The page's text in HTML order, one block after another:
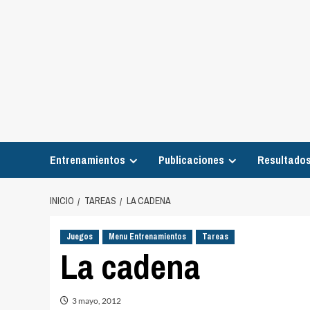
Entrenamientos Publicaciones
INICIO TAREAS LA CADENA
Juegos Menu Entrenamientos Tareas
La cadena
3 mayo, 2012